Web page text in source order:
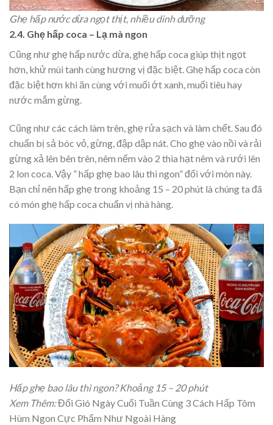
Ghẹ hấp nước dừa ngọt thịt, nhiều dinh dưỡng
2.4. Ghẹ hấp coca – Lạ mà ngon
Cũng như ghẹ hấp nước dừa, ghẹ hấp coca giúp thịt ngọt
hơn, khử mùi tanh cùng hương vị đặc biệt. Ghẹ hấp coca còn
đặc biệt hơn khi ăn cùng với muối ớt xanh, muối tiêu hay
nước mắm gừng.
Cũng như các cách làm trên, ghẹ rửa sạch và làm chết. Sau đó
chuẩn bị sả bóc vỏ, gừng, đập dập nát. Cho ghẹ vào nồi và rải
gừng xả lên bên trên, nêm nếm vào 2 thìa hạt nêm và rưới lên
2 lon coca. Vậy ” hấp ghẹ bao lâu thì ngon” đối với mòn này.
Bạn chỉ nên hấp ghẹ trong khoảng 15 – 20 phút là chúng ta đã
có món ghẹ hấp coca chuẩn vị nhà hàng.
Hấp ghẹ bao lâu thì ngon? Khoảng 15 – 20 phút
Xem Thêm:Đổi Gió Ngày Cuối Tuần Cùng 3 Cách Hấp Tôm
Hùm Ngon Cực Phẩm Như Ngoài Hàng